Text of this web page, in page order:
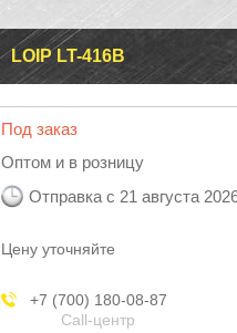
LOIP LT-416B
Под заказ
Оптом и в розницу
Отправка с 21 августа
Цену уточняйте
+7 (700) 180-08-87
Call-центр